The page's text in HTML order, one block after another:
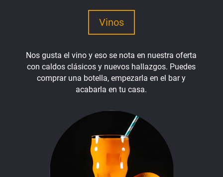
Vinos
Nos gusta el vino y eso se nota en nuestra oferta
con caldos clásicos y nuevos hallazgos. Puedes
comprar una botella, empezarla en el bar y
acabarla en tu casa.